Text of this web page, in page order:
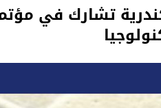
تشارك في